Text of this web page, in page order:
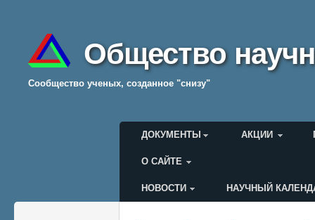
Общество
Cообщество ученых, созданное "снизу"
Главное меню
ДОКУМЕНТЫ АКЦИИ
О САЙТЕ
Меню пользователя
НОВОСТИ НАУЧНЫЙ